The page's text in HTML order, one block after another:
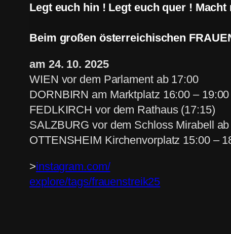
Legt euch hin ! Legt euch quer ! Macht
Beim großen österreichischen
am 24. 10. 2025
WIEN vor dem Parlament ab 17:00
DORNBIRN am Marktplatz 16:00 – 19:00
FEDLKIRCH vor dem Rathaus (17:15)
SALZBURG vor dem Schloss Mirabell
OTTENSHEIM Kirchenvorplatz 15:00 –
>instagram.com/
explore/tags/frauenstreik25